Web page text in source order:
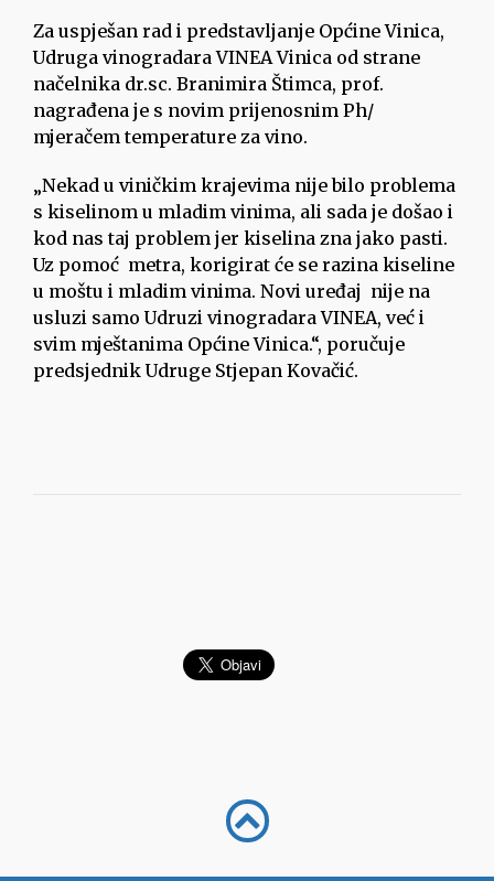
Za uspješan rad i predstavljanje Općine Vinica,
Udruga vinogradara VINEA Vinica od strane
načelnika dr.sc. Branimira Štimca, prof.
nagrađena je s novim prijenosnim Ph/
mjeračem temperature za vino.
„Nekad u viničkim krajevima nije bilo problema
s kiselinom u mladim vinima, ali sada je došao i
kod nas taj problem jer kiselina zna jako pasti.
Uz pomoć metra, korigirat će se razina kiseline
u moštu i mladim vinima. Novi uređaj nije na
usluzi samo Udruzi vinogradara VINEA, već i
svim mještanima Općine Vinica.“, poručuje
predsjednik Udruge Stjepan Kovačić.